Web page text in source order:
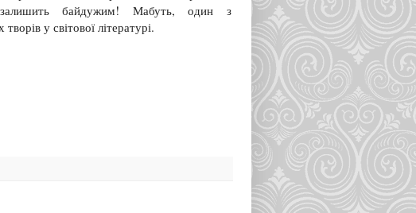
байдужим! Мабуть, один з
у світової літературі.